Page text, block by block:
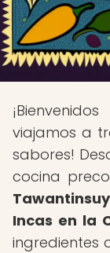
viajamos a
sabores!
cocina
Incas en la
ingredientes